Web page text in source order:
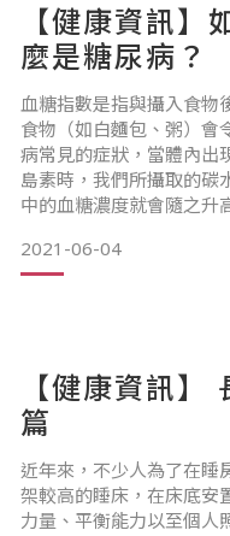
難、情緒可能有改變，包
2️⃣中期 : 變得更加健忘，
理解）愈來愈困難，在沒
無目的
【健康資訊】
麼是糖尿病？
血糖指數是指與攝入食物
食物（如白麵包、粥）會
病常見的症狀，當體內出
島素時，我們所攝取的碳
中的血糖濃度就會隨之升
病變可導致眼盲、腎衰竭
腳血管閉塞等後遺症。
醫生一般都會建議
2021-06-04
【健康資訊
篇
近年來，不少人為了在睡
架較高的睡床，在床底安
力量、平衡能力以至個人